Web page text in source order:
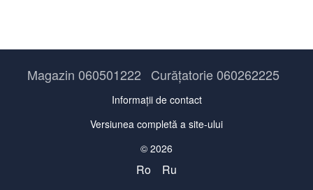
Magazin 060501222 Curățatorie 060262225
Informații de contact
Versiunea completă a site-ului
© 2026
Ro Ru